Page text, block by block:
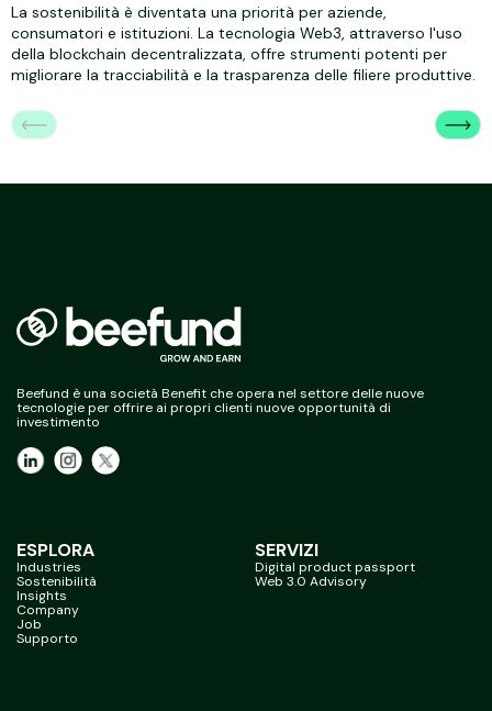
La sostenibilità è diventata una priorità per aziende,
consumatori e istituzioni. La tecnologia Web3, attraverso l'uso
della blockchain decentralizzata, offre strumenti potenti per
migliorare la tracciabilità e la trasparenza delle filiere produttive.
Beefund è una società Benefit che opera nel settore delle nuove
tecnologie per offrire ai propri clienti nuove opportunità di
investimento
ESPLORA
Industries
Sostenibilità
Insights
Company
Job
Supporto
SERVIZI
Digital product passport
Web 3.0 Advisory